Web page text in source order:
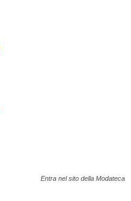
Entra nel sito della Modateca